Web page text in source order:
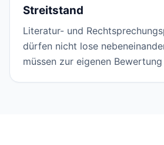
Streitstand
Literatur- und
dürfen nicht lose
müssen zur eigenen